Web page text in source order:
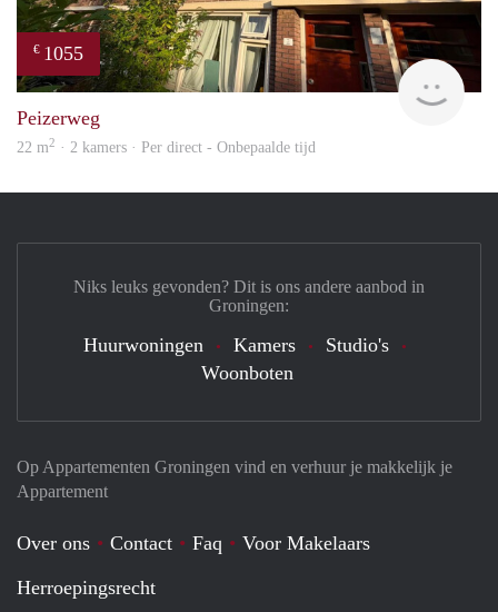
€ 1055
Peizerweg
22 m2 · 2 kamers · Per direct - Onbepaalde tijd
Op Appartementen Groningen vind en verhuur je makkelijk je
Appartement
Over ons Contact Faq
Voor Makelaars
Herroepingsrecht
Niks leuks gevonden? Dit is ons andere aanbod in
Groningen:
Huurwoningen Kamers
Studio's
Woonboten